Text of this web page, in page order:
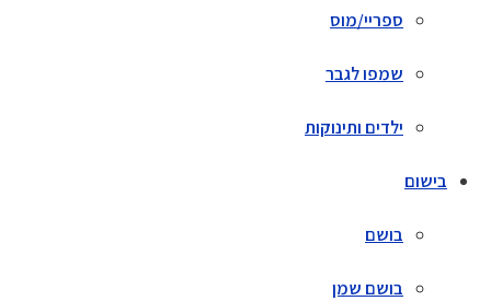
ספריי/מוס
שמפו לגבר
ילדים ותינוקות
בישום
בושם
בושם שמן